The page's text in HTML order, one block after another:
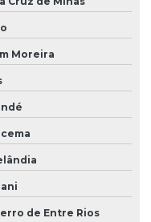
Moreira
de Entre Rios